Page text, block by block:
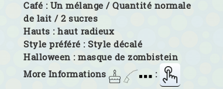
Café : Un mélange / Quantité normale
de lait / 2 sucres
Hauts :haut radieux
Style préféré : Style décalé
Halloween :masque de zombistein
More Informations :